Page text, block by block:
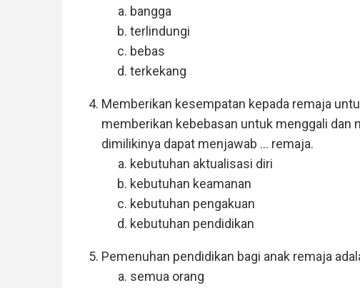
bangga
terlindungi
bebas
terkekang
Memberikan kesempatan kepada remaja
memberikan kebebasan untuk menggali dan
dimilikinya dapat menjawab ... remaja.
kebutuhan aktualisasi diri
kebutuhan keamanan
kebutuhan pengakuan
kebutuhan pendidikan
Pemenuhan pendidikan bagi anak remaja
semua orang